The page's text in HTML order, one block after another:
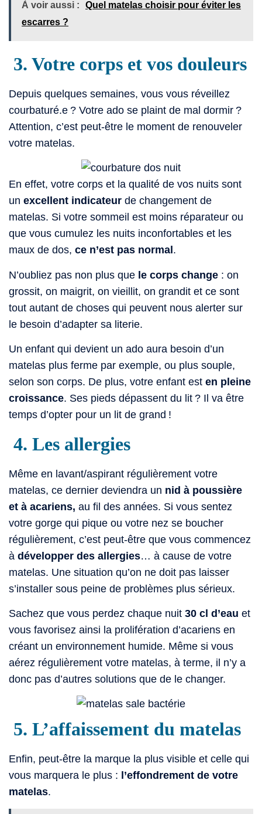
À voir aussi :
Quel matelas choisir pour éviter les
escarres ?
3. Votre corps et vos douleurs
Depuis quelques semaines, vous vous réveillez
courbaturé.e ? Votre ado se plaint de mal dormir ?
Attention, c’est peut-être le moment de renouveler
votre matelas.
En effet, votre corps et la qualité de vos nuits sont
un excellent indicateur de changement de
matelas. Si votre sommeil est moins réparateur ou
que vous cumulez les nuits inconfortables et les
maux de dos, ce n’est pas normal .
N’oubliez pas non plus que le corps change : on
grossit, on maigrit, on vieillit, on grandit et ce sont
tout autant de choses qui peuvent nous alerter sur
le besoin d’adapter sa literie.
Un enfant qui devient un ado aura besoin d’un
matelas plus ferme par exemple, ou plus souple,
selon son corps. De plus, votre enfant est en pleine
croissance. Ses pieds dépassent du lit ? Il va être
temps d’opter pour un lit de grand !
4. Les allergies
Même en lavant/aspirant régulièrement votre
matelas, ce dernier deviendra un nid à poussière
et à acariens, au fil des années. Si vous sentez
votre gorge qui pique ou votre nez se boucher
régulièrement, c’est peut-être que vous commencez
à développer des allergies… à cause de votre
matelas. Une situation qu’on ne doit pas laisser
s’installer sous peine de problèmes plus sérieux.
Sachez que vous perdez chaque nuit 30 cl d’eau et
vous favorisez ainsi la prolifération d’acariens en
créant un environnement humide. Même si vous
aérez régulièrement votre matelas, à terme, il n’y a
donc pas d’autres solutions que de le changer.
5. L’affaissement du matelas
Enfin, peut-être la marque la plus visible et celle qui
vous marquera le plus : l’effondrement de votre
matelas.